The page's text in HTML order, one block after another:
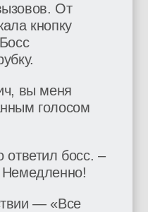
От
кнопку
вы меня
голосом
босс. –
— «Все